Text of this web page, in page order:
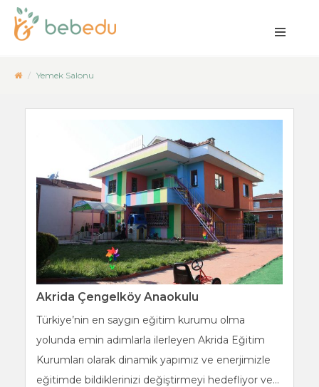
Yemek Salonu
Akrida Çengelköy Anaokulu
Türkiye’nin en saygın eğitim kurumu olma
yolunda emin adımlarla ilerleyen Akrida Eğitim
Kurumları olarak dinamik yapımız ve enerjimizle
eğitimde bildiklerinizi değiştirmeyi hedefliyor ve...